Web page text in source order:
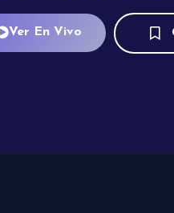
Ver En Vivo